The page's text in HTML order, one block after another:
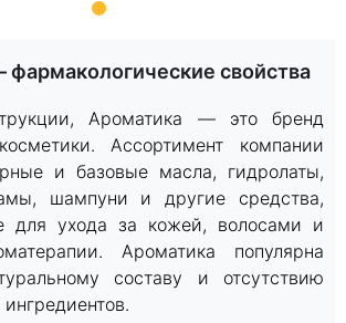
фармакологические свойства
Ароматика — это бренд
Ассортимент компании
и базовые масла, гидролаты,
шампуни и другие средства,
для ухода за кожей, волосами и
Ароматика популярна
составу и отсутствию